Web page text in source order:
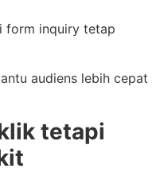
form inquiry tetap
audiens lebih cepat
tetapi